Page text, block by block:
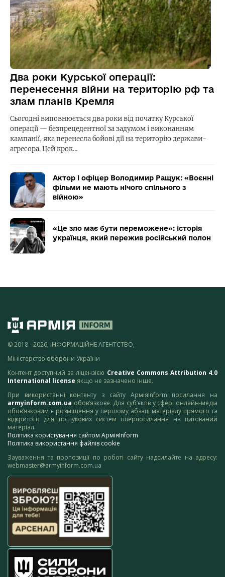
Два роки Курської операції:
перенесення війни на територію рф та
злам планів Кремля
Сьогодні виповнюється два роки від початку Курської
операції — безпрецедентної за задумом і виконанням
кампанії, яка перенесла бойові дії на територію держави-
агресора. Цей крок…
Актор і офіцер Володимир Ращук: «Воєнні
фільми не мають нічого спільного з
війною»
«Це зло має бути переможене»: історія
українця, який пережив російський полон
© 2018 - 2026, ІНФОРМАЦІЙНЕ АГЕНТСТВО,
Міністерство оборони України
Контент доступний за ліцензією Creative Commons Attribution 4.0
International license якщо не зазначено інше.
При використанні контенту з сайту АрміяInform посилання на
armyinform.com.ua обов’язкове. Для суб’єктів у сфері онлайн-медіа
обов’язковим є розміщення у першому абзаці матеріалу прямого та
відкритого для пошукових систем гіперпосилання на цитований
матеріал.
Політика користування сайтом АрміяInform
Політика використання файлів cookie
Зауваження та пропозиції по роботі сайту надсилайте на адресу:
webmaster@armyinform.com.ua